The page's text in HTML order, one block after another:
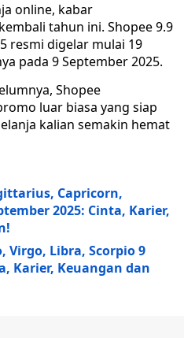
online, kabar
tahun ini. Shopee 9.9
resmi digelar mulai 19
pada 9 September 2025.
Shopee
luar biasa yang siap
kalian semakin hemat
Capricorn,
2025: Cinta, Karier,
Virgo, Libra, Scorpio 9
Karier, Keuangan dan